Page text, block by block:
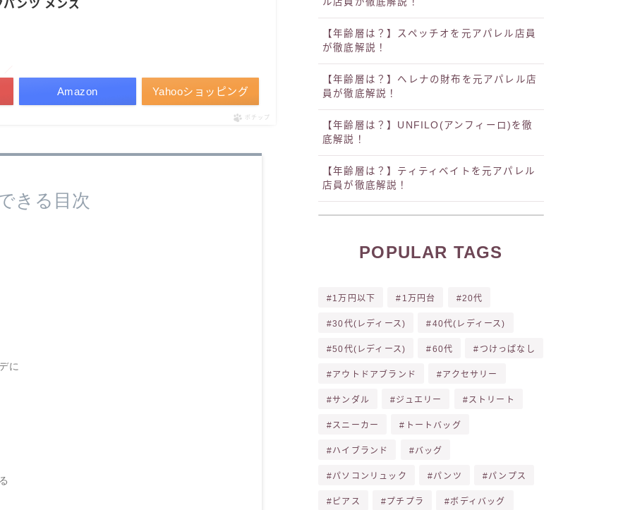
ンツ メンズ
Amazon Yahooショッピング
ポチップ
きる目次
に
【年齢層は？】スペッチオを元アパレル店員
が徹底解説！
【年齢層は？】ヘレナの財布を元アパレル店
員が徹底解説！
【年齢層は？】UNFILO(アンフィーロ)を徹
底解説！
【年齢層は？】ティティベイトを元アパレル
店員が徹底解説！
POPULAR TAGS
1万円以下 1万円台 20代
30代(レディース) 40代(レディース)
50代(レディース) 60代 つけっぱなし
アウトドアブランド アクセサリー
サンダル ジュエリー ストリート
スニーカー トートバッグ
ハイブランド バッグ
パソコンリュック パンツ パンプス
ピアス プチプラ ボディバッグ